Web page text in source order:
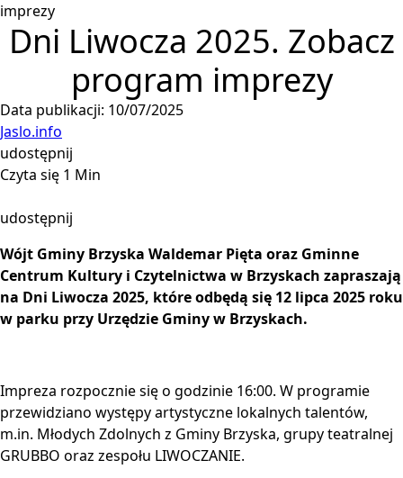
imprezy
Dni Liwocza 2025. Zobacz
program imprezy
Data publikacji: 10/07/2025
Jaslo.info
udostępnij
Czyta się 1 Min
udostępnij
Wójt Gminy Brzyska Waldemar Pięta oraz Gminne
Centrum Kultury i Czytelnictwa w Brzyskach zapraszają
na Dni Liwocza 2025, które odbędą się 12 lipca 2025 roku
w parku przy Urzędzie Gminy w Brzyskach.
Impreza rozpocznie się o godzinie 16:00. W programie
przewidziano występy artystyczne lokalnych talentów,
m.in. Młodych Zdolnych z Gminy Brzyska, grupy teatralnej
GRUBBO oraz zespołu LIWOCZANIE.